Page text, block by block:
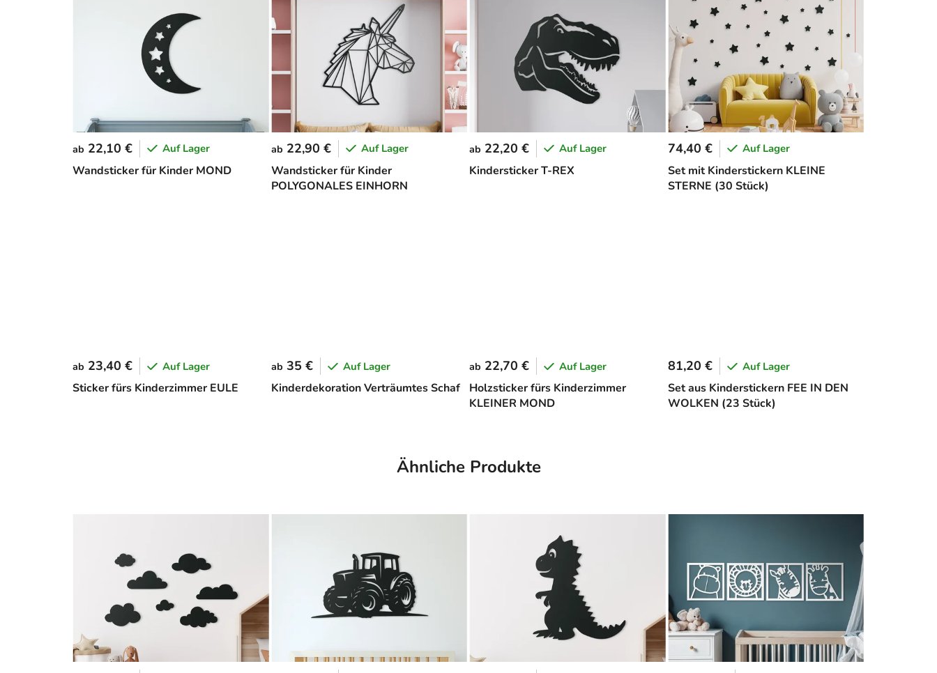
Wandsticker für Kinder MOND
ab 22,10 € Auf Lager
Wandsticker für Kinder
POLYGONALES EINHORN
ab 22,90 € Auf Lager
Kindersticker T-REX
ab 22,20 € Auf Lager
Set mit Kinderstickern KLEINE
STERNE (30 Stück)
74,40 € Auf Lager
Sticker fürs Kinderzimmer EULE
ab 23,40 € Auf Lager
Kinderdekoration Verträumtes Schaf
ab 35 € Auf Lager
Holzsticker fürs Kinderzimmer
KLEINER MOND
ab 22,70 € Auf Lager
Set aus Kinderstickern FEE IN DEN
WOLKEN (23 Stück)
81,20 € Auf Lager
Ähnliche Produkte